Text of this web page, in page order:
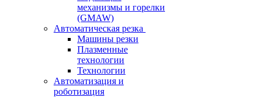
механизмы и горелки
(GMAW)
Автоматическая резка
Машины резки
Плазменные
технологии
Технологии
Автоматизация и
роботизация